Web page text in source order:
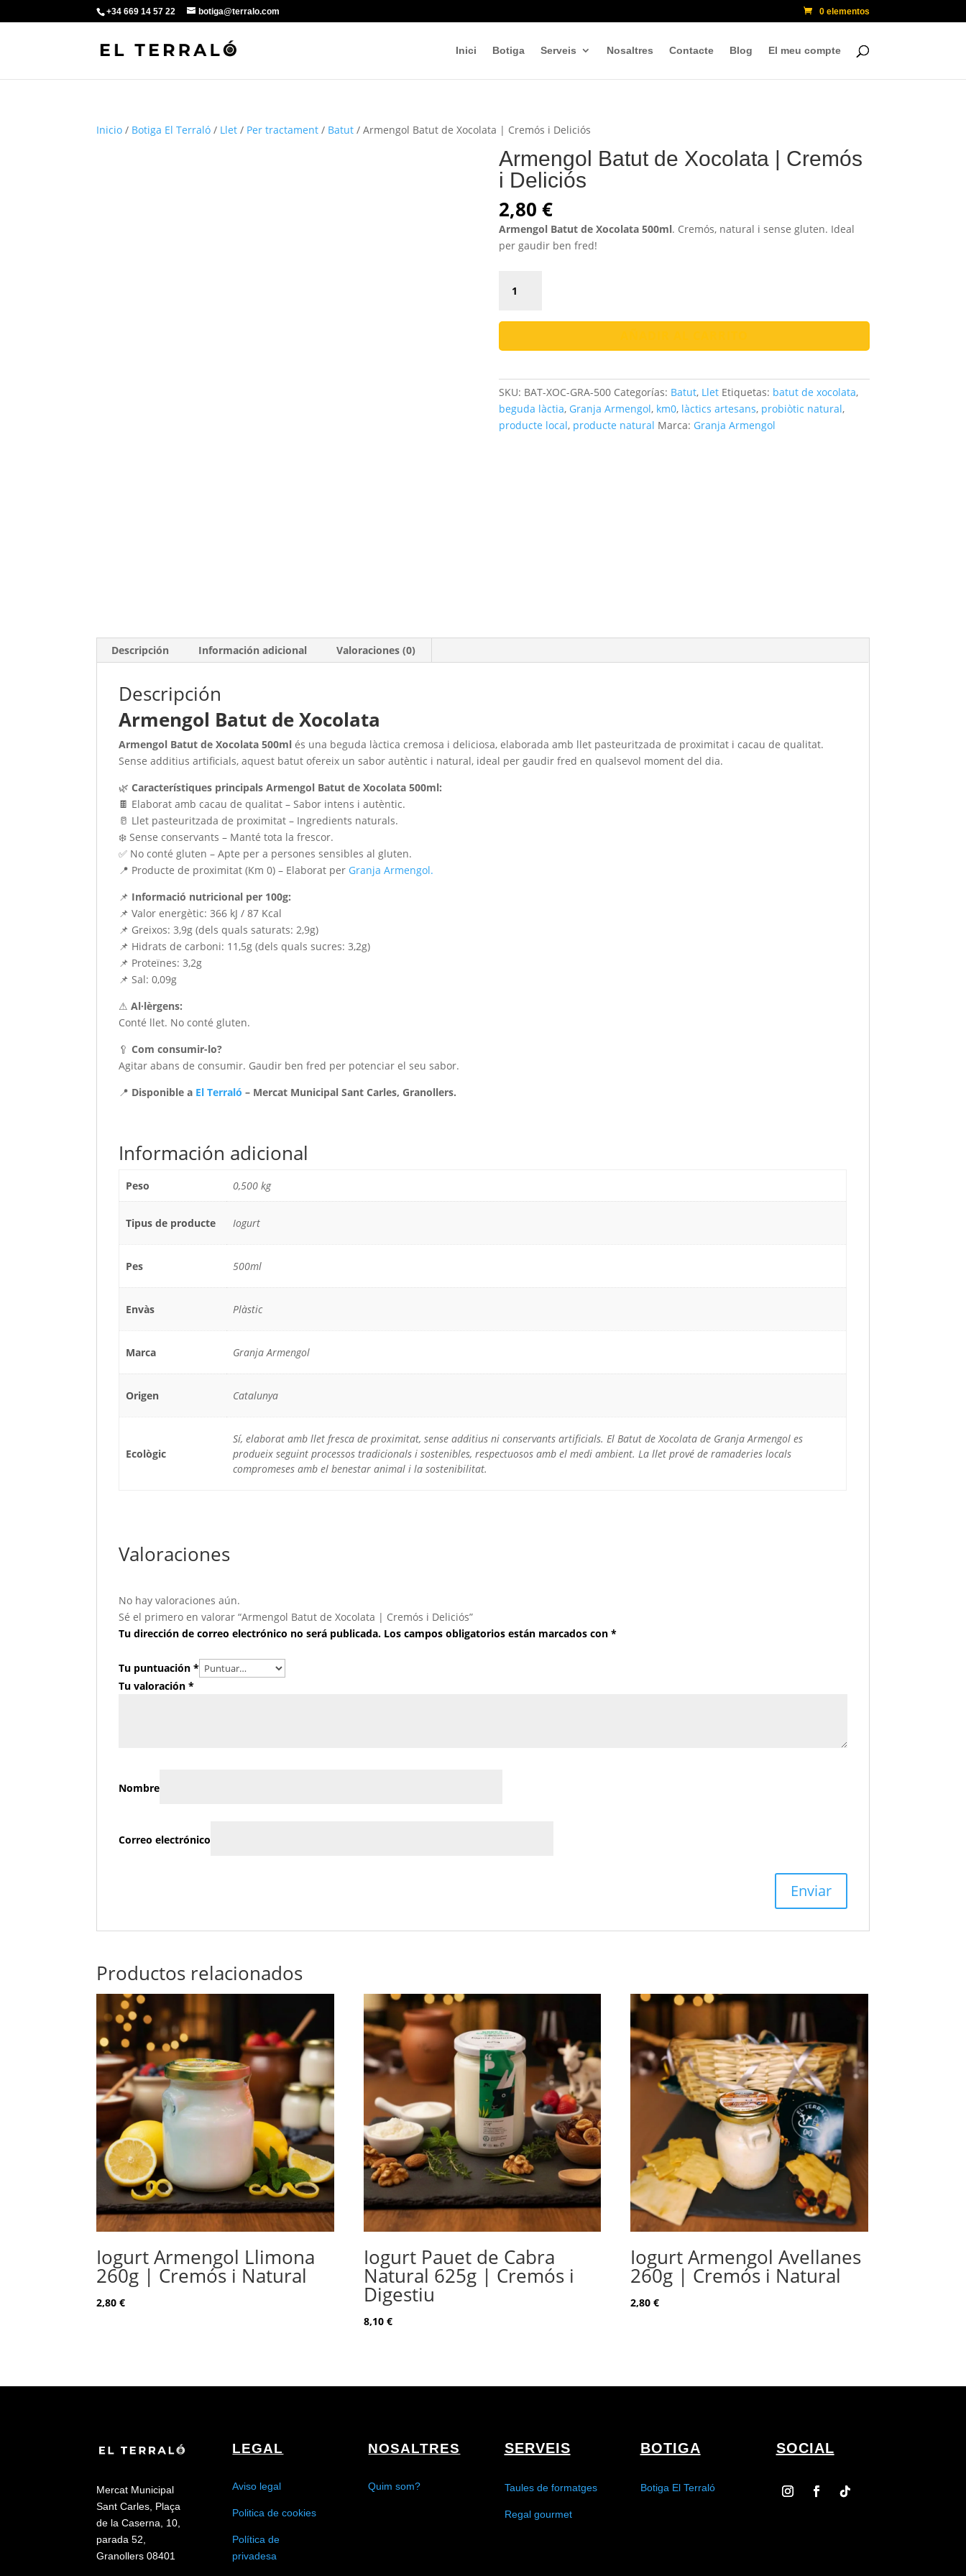
+34 669 14 57 22 botiga@terralo.com 0 elementos
Inici Botiga Serveis Nosaltres Contacte Blog El meu compte
Inicio / Botiga El Terraló / Llet / Per tractament / Batut / Armengol Batut de Xocolata | Cremós i Deliciós
Armengol Batut de Xocolata | Cremós
i Deliciós
2,80 €
Armengol Batut de Xocolata 500ml. Cremós, natural i sense gluten. Ideal
per gaudir ben fred!
Batut
Xocolata
|
i
Deliciós
cantidad
SKU: BAT-XOC-GRA-500 Categorías: Batut, Llet Etiquetas: batut de xocolata,
beguda làctia, Granja Armengol, km0, làctics artesans, probiòtic natural,
producte local, producte natural Marca: Granja Armengol
Descripción Información adicional Valoraciones (0)
Descripción
Armengol Batut de Xocolata
Armengol Batut de Xocolata 500mlés una beguda làctica cremosa i deliciosa, elaborada amb llet pasteuritzada de proximitat i cacau de qualitat.
Sense additius artificials, aquest batut ofereix un sabor autèntic i natural, ideal per gaudir fred en qualsevol moment del dia.
🌿Característiques principals Armengol Batut de Xocolata 500ml:
🍫 Elaborat amb cacau de qualitat – Sabor intens i autèntic.
🥛 Llet pasteuritzada de proximitat – Ingredients naturals.
❄️ Sense conservants – Manté tota la frescor.
✅ No conté gluten – Apte per a persones sensibles al gluten.
📍 Producte de proximitat (Km 0) – Elaborat per Granja Armengol.
📌 Informació nutricional per 100g:
📌 Valor energètic: 366 kJ / 87 Kcal
📌 Greixos: 3,9g (dels quals saturats: 2,9g)
📌 Hidrats de carboni: 11,5g (dels quals sucres: 3,2g)
📌 Proteïnes: 3,2g
📌 Sal: 0,09g
⚠Al·lèrgens:
Conté llet. No conté gluten.
🥄Com consumir-lo?
Agitar abans de consumir. Gaudir ben fred per potenciar el seu sabor.
📍 Disponible a El Terraló – Mercat Municipal Sant Carles, Granollers.
Información adicional
Peso 0,500 kg
Tipus de producte Iogurt
Pes 500ml
Envàs Plàstic
Marca Granja Armengol
Origen Catalunya
Ecològic
Sí, elaborat amb llet fresca de proximitat, sense additius ni conservants artificials. El Batut de Xocolata de Granja Armengol es
produeix seguint processos tradicionals i sostenibles, respectuosos amb el medi ambient. La llet prové de ramaderies locals
compromeses amb el benestar animal i la sostenibilitat.
Valoraciones
No hay valoraciones aún.
Sé el primero en valorar “Armengol Batut de Xocolata | Cremós i Deliciós”
Tu dirección de correo electrónico no será publicada. Los campos obligatorios están marcados con*
Tu puntuación*
Tu valoración*
Nombre
Correo electrónico
Productos relacionados
Iogurt Armengol Llimona
260g | Cremós i Natural
2,80€
Iogurt Pauet de Cabra
Natural 625g | Cremós i
Digestiu
8,10 €
Iogurt Armengol Avellanes
260g | Cremós i Natural
2,80€
Mercat Municipal
Sant Carles, Plaça
de la Caserna, 10,
parada 52,
Granollers 08401
LEGAL
Aviso legal
Politica de cookies
Política de
privadesa
NOSALTRES
Quim som?
SERVEIS
Taules de formatges
Regal gourmet
BOTIGA
Botiga El Terraló
SOCIAL